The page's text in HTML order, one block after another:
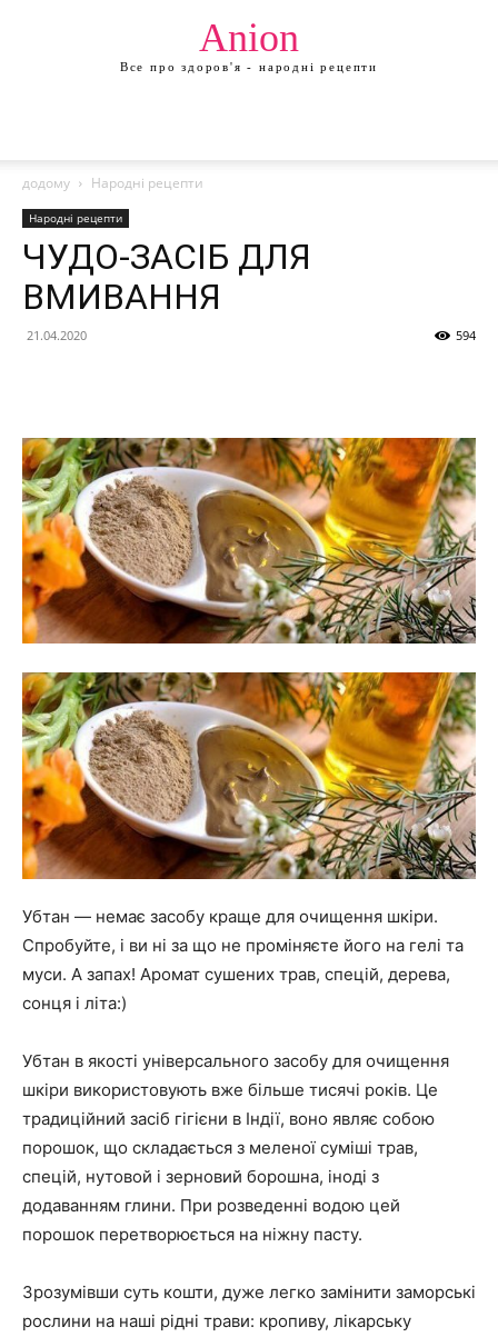
Anion
Все про здоров'я - народні рецепти
додому Народні рецепти
Народні рецепти
ЧУДО-ЗАСІБ ДЛЯ
ВМИВАННЯ
21.04.2020 594
Убтан — немає засобу краще для очищення шкіри.
Спробуйте, і ви ні за що не проміняєте його на гелі та
муси. А запах! Аромат сушених трав, спецій, дерева,
сонця і літа:)
Убтан в якості універсального засобу для очищення
шкіри використовують вже більше тисячі років. Це
традиційний засіб гігієни в Індії, воно являє собою
порошок, що складається з меленої суміші трав,
спецій, нутовой і зерновий борошна, іноді з
додаванням глини. При розведенні водою цей
порошок перетворюється на ніжну пасту.
Зрозумівши суть кошти, дуже легко замінити заморські
рослини на наші рідні трави: кропиву, лікарську